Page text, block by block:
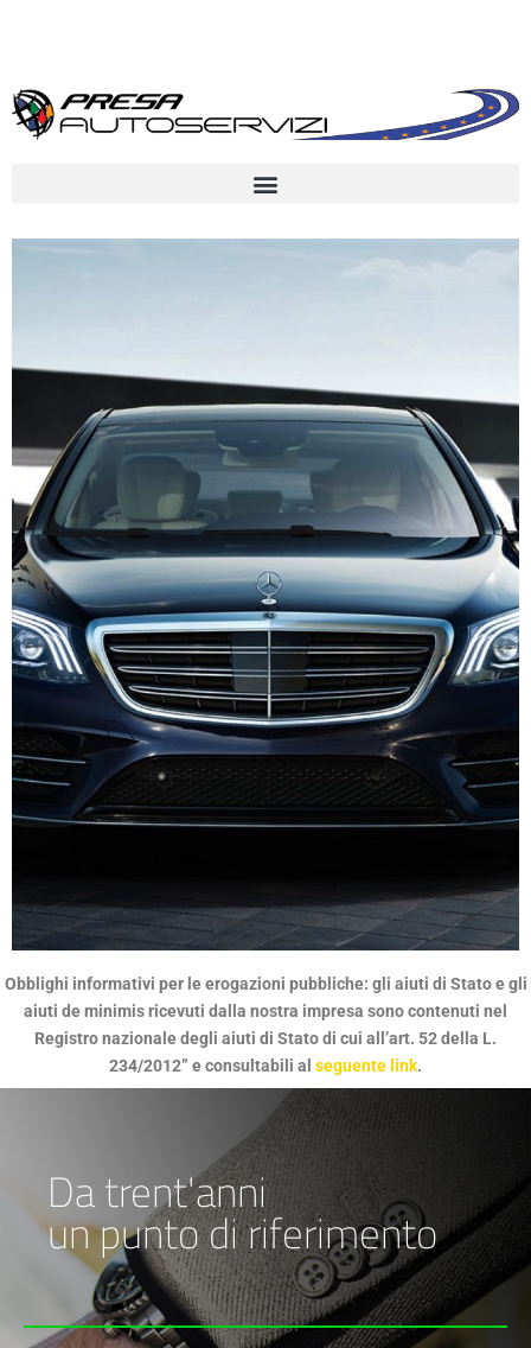
QUALITÀ SENZA
COMPROMESSI
Obblighi informativi per le erogazioni pubbliche: gli aiuti di Stato e gli
aiuti de minimis ricevuti dalla nostra impresa sono contenuti nel
Registro nazionale degli aiuti di Stato di cui all’art. 52 della L.
234/2012” e consultabili al seguente link.
Da trent'anni
un punto di riferimento